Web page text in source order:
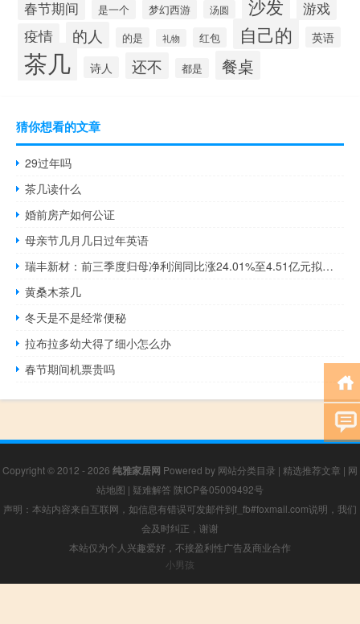
春节期间 是一个 梦幻西游 汤圆 沙发 游戏
疫情 的人 的是 礼物 红包 自己的 英语
茶几 诗人 还不 都是 餐桌
猜你想看的文章
29过年吗
茶几读什么
婚前房产如何公证
母亲节几月几日过年英语
瑞丰新材：前三季度归母净利润同比涨24.01%至4.51亿元拟延期润滑油添加剂科研中心项目
黄桑木茶几
冬天是不是经常便秘
拉布拉多幼犬得了细小怎么办
春节期间机票贵吗
Copyright © 2012 - 2026 纯雅家居网 Powered by 网站分类目录 | 精选推荐文章 | 网
站地图 | 疑难解答 陕ICP备05009492号
声明：本站内容来自互联网，如信息有错误可发邮件到f_fb#foxmail.com说明，我们
会及时纠正，谢谢
本站仅为个人兴趣爱好，不接盈利性广告及商业合作
小男孩